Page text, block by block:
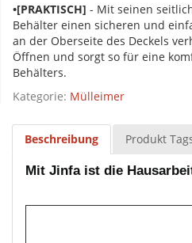
•[PRAKTISCH] - Mit seinen
Behälter einen sicheren und
an der Oberseite des Deckels
Öffnen und sorgt so für eine
Behälters.
Kategorie: Mülleimer
Beschreibung Produkt
Mit Jinfa ist die